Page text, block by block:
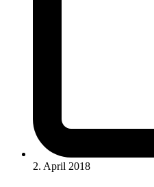
2. April 2018